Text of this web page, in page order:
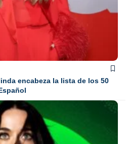
encabeza la lista de los 50